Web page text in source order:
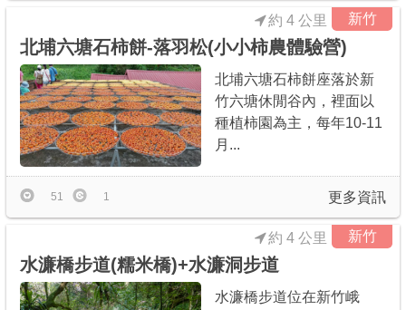
新竹
北埔六塘石柿餅-落羽松(小小柿農體驗營)
約 4 公里
北埔六塘石柿餅座落於新
竹六塘休閒谷內，裡面以
種植柿園為主，每年10-11
月...
更多資訊
51 1
新竹
水濂橋步道(糯米橋)+水濂洞步道
約 4 公里
水濂橋步道位在新竹峨